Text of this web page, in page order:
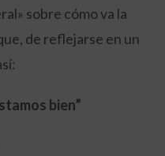
sobre cómo va la
de reflejarse en un
bien”